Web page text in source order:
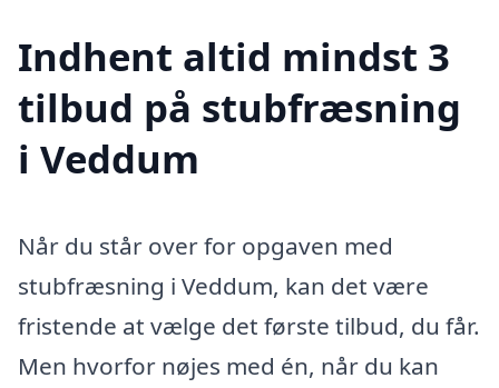
Indhent altid mindst 3
tilbud på stubfræsning
i Veddum
Når du står over for opgaven med
stubfræsning i Veddum, kan det være
fristende at vælge det første tilbud, du får.
Men hvorfor nøjes med én, når du kan